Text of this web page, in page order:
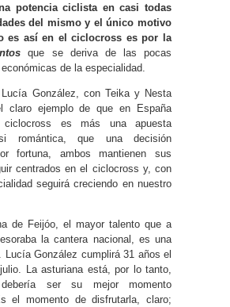
potencia ciclista en casi todas
del mismo y el único motivo
es así en el ciclocross es por la
que se deriva de las pocas
de la especialidad.
González, con Teika y Nesta
claro ejemplo de que en España
ciclocross es más una apuesta
romántica, que una decisión
fortuna, ambos mantienen sus
centrados en el ciclocross y, con
seguirá creciendo en nuestro
de Feijóo, el mayor talento que a
la cantera nacional, es una
Lucía González cumplirá 31 años el
La asturiana está, por lo tanto,
ser su mejor momento
el momento de disfrutarla, claro;